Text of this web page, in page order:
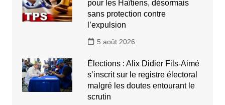
pour les Haïtiens, désormais
sans protection contre
l’expulsion
5 août 2026
Élections : Alix Didier Fils-Aimé
s’inscrit sur le registre électoral
malgré les doutes entourant le
scrutin